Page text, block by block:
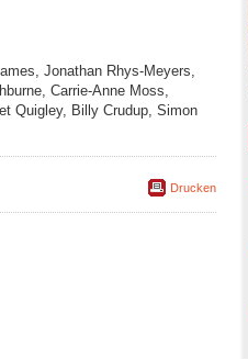
Jonathan Rhys-Meyers,
Carrie-Anne Moss,
Quigley, Billy Crudup, Simon
Drucken